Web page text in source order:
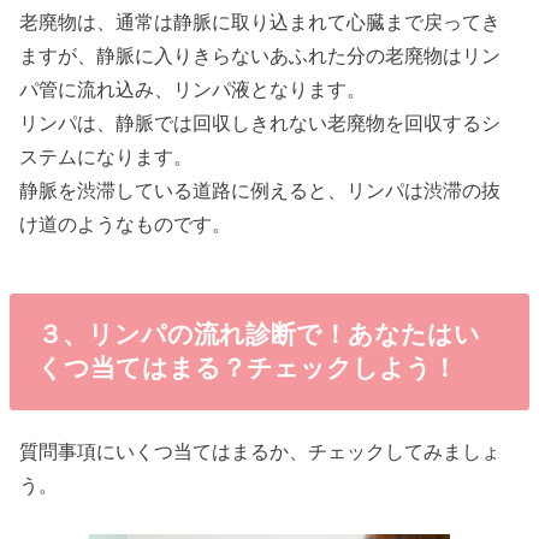
老廃物は、通常は静脈に取り込まれて心臓まで戻ってき
ますが、静脈に入りきらないあふれた分の老廃物はリン
パ管に流れ込み、リンパ液となります。
リンパは、静脈では回収しきれない老廃物を回収するシ
ステムになります。
静脈を渋滞している道路に例えると、リンパは渋滞の抜
け道のようなものです。
３、リンパの流れ診断で！あなたはい
くつ当てはまる？チェックしよう！
質問事項にいくつ当てはまるか、チェックしてみましょ
う。